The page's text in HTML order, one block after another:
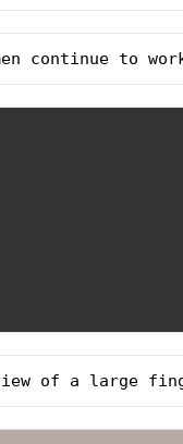
continue to
of a large